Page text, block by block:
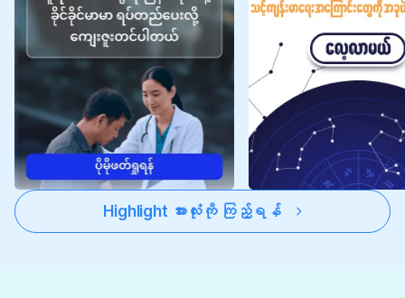
Highlight အားလုံးကို ကြည့်ရန်